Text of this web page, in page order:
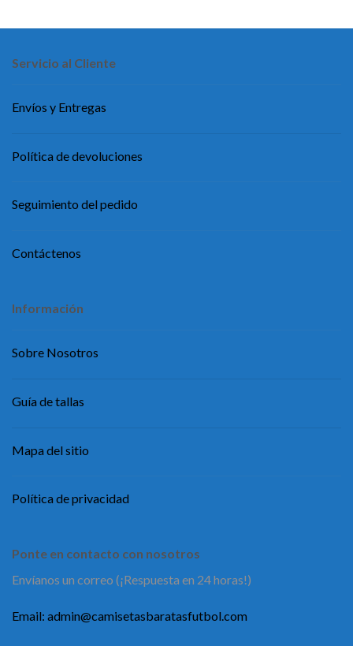
Servicio al Cliente
Envíos y Entregas
Política de devoluciones
Seguimiento del pedido
Contáctenos
Información
Sobre Nosotros
Guía de tallas
Mapa del sitio
Política de privacidad
Ponte en contacto con nosotros
Envíanos un correo (¡Respuesta en 24 horas!)
Email: admin@camisetasbaratasfutbol.com